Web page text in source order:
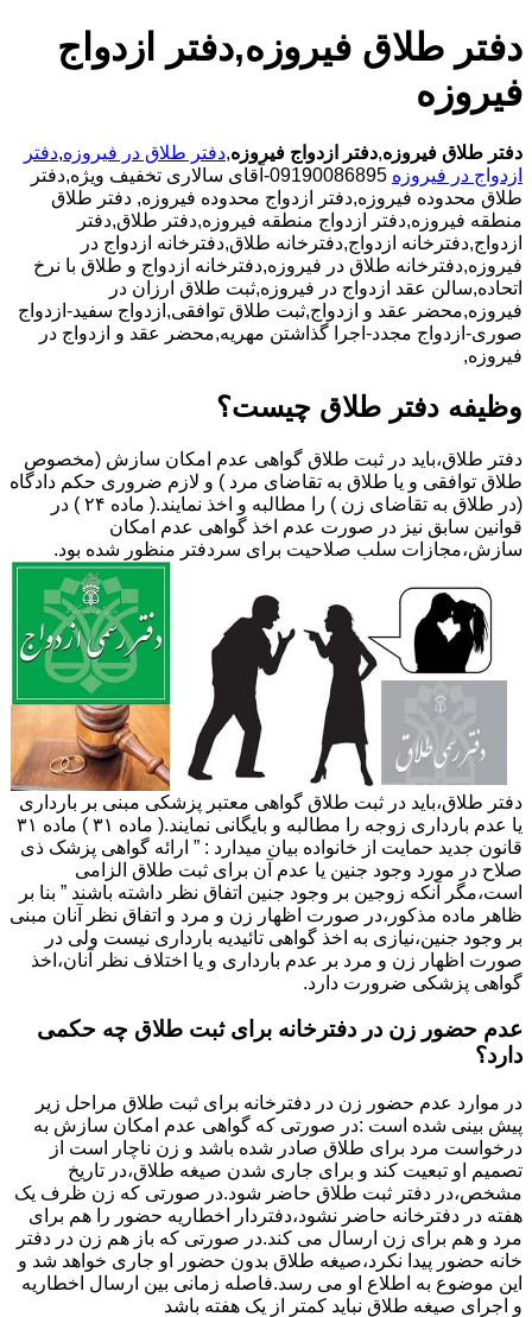
دفتر طلاق فیروزه,دفتر ازدواج
فیروزه
دفتر طلاق فیروزه,دفتر ازدواج فیروزه,دفتر طلاق در فیروزه,دفتر
ازدواج در فیروزه
09190086895-آقای سالاری تخفیف ویژه,دفتر
طلاق محدوده فیروزه,دفتر ازدواج محدوده فیروزه, دفتر طلاق
منطقه فیروزه,دفتر ازدواج منطقه فیروزه,دفتر طلاق,دفتر
ازدواج,دفترخانه ازدواج,دفترخانه طلاق,دفترخانه ازدواج در
فیروزه,دفترخانه طلاق در فیروزه,دفترخانه ازدواج و طلاق با نرخ
اتحاده,سالن عقد ازدواج در فیروزه,ثبت طلاق ارزان در
فیروزه,محضر عقد و ازدواج,ثبت طلاق توافقی,ازدواج سفید-ازدواج
صوری-ازدواج مجدد-اجرا گذاشتن مهریه,محضر عقد و ازدواج در
فیروزه,
وظیفه دفتر طلاق چیست؟
دفتر طلاق،باید در ثبت طلاق گواهی عدم امکان سازش (مخصوص
طلاق توافقی و یا طلاق به تقاضای مرد ) و لازم ضروری حکم دادگاه
(در طلاق به تقاضای زن ) را مطالبه و اخذ نمایند.( ماده ۲۴ ) در
قوانین سابق نیز در صورت عدم اخذ گواهی عدم امکان
سازش،مجازات سلب صلاحیت برای سردفتر منظور شده بود.
دفتر طلاق،باید در ثبت طلاق گواهی معتبر پزشکی مبنی بر بارداری
یا عدم بارداری زوجه را مطالبه و بایگانی نمایند.( ماده ۳۱ ) ماده ۳۱
قانون جدید حمایت از خانواده بیان میدارد : ” ارائه گواهی پزشک ذی
صلاح در مورد وجود جنین یا عدم آن برای ثبت طلاق الزامی
است،مگر آنکه زوجین بر وجود جنین اتفاق نظر داشته باشند ” بنا بر
ظاهر ماده مذکور،در صورت اظهار زن و مرد و اتفاق نظر آنان مبنی
بر وجود جنین،نیازی به اخذ گواهی تائیدیه بارداری نیست ولی در
صورت اظهار زن و مرد بر عدم بارداری و یا اختلاف نظر آنان،اخذ
گواهی پزشکی ضرورت دارد.
عدم حضور زن در دفترخانه برای ثبت طلاق چه حکمی
دارد؟
در موارد عدم حضور زن در دفترخانه برای ثبت طلاق مراحل زیر
پیش بینی شده است :در صورتی که گواهی عدم امکان سازش به
درخواست مرد برای طلاق صادر شده باشد و زن ناچار است از
تصمیم او تبعیت کند و برای جاری شدن صیغه طلاق،در تاریخ
مشخص،در دفتر ثبت طلاق حاضر شود.در صورتی که زن ظرف یک
هفته در دفترخانه حاضر نشود،دفتردار اخطاریه حضور را هم برای
مرد و هم برای زن ارسال می کند.در صورتی که باز هم زن در دفتر
خانه حضور پیدا نکرد،صیغه طلاق بدون حضور او جاری خواهد شد و
این موضوع به اطلاع او می رسد.فاصله زمانی بین ارسال اخطاریه
و اجرای صیغه طلاق نباید کمتر از یک هفته باشد